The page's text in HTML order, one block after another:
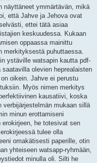
näyttäneet ymmärtävän, mikä
että Jahve ja Jehova ovat
ettei tätä asiaa
keskuudessa. Kukaan
oppaassa mainittu
merkityksestä puhuttaessa.
ystäville watsapin kautta pdf-
olevien heprealaisten
oikein. Jahve ei perustu
Myös nimen merkitys
kausatiivi, koska
mukaan sillä
minun erottamiseni
he totesivat sen
tulee olla
omakätisesti paperille, otin
yhteiseen watsapp-ryhmään,
minulla oli. Silti he